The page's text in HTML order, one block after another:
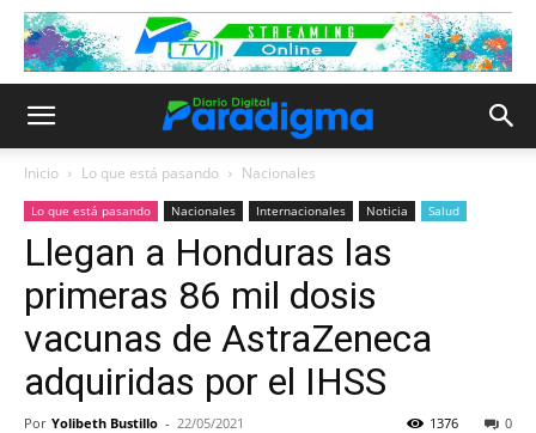
Inicio Lo que está pasando Nacionales
Lo que está pasando Nacionales Internacionales Noticia Salud
Llegan a Honduras las
primeras 86 mil dosis
vacunas de AstraZeneca
adquiridas por el IHSS
Por Yolibeth Bustillo - 22/05/2021 0
1376